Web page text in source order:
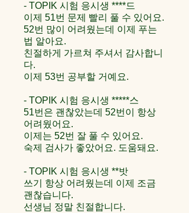
- TOPIK 시험 응시생 ****드
이제 51번 문제 빨리 풀 수 있어요.
52번 많이 어려웠는데 이제 푸는
법 알아요.
친절하게 가르쳐 주셔서 감사합니
다.
이제 53번 공부할 거예요.
- TOPIK 시험 응시생 *****스
51번은 괜찮았는데 52번이 항상
어려웠어요.
이제는 52번 잘 풀 수 있어요.
숙제 검사가 좋았어요. 도움돼요.
- TOPIK 시험 응시생 **밧
쓰기 항상 어려웠는데 이제 조금
괜찮습니다.
선생님 정말 친절합니다.